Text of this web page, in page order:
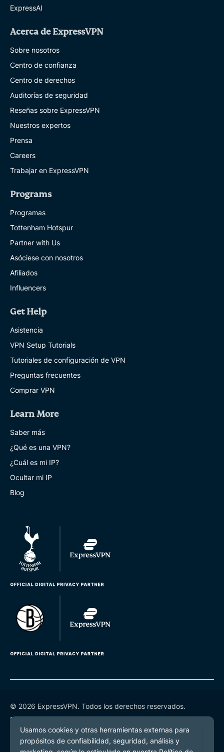
ExpressAI
Acerca de ExpressVPN
Sobre nosotros
Centro de confianza
Centro de derechos
Auditorías de seguridad
Reseñas sobre ExpressVPN
Nuestros expertos
Prensa
Careers
Trabajar en ExpressVPN
Programs
Programas
Tottenham Hotspur
Partner with Us
Asóciese con nosotros
Afiliados
Influencers
Get Help
Asistencia
VPN Setup Tutorials
Tutoriales de configuración de VPN
Preguntas frecuentes
Comprar VPN
Learn More
Saber más
¿Qué es una VPN?
¿Cuál es mi IP?
Ocultar mi IP
Blog
© 2026 ExpressVPN. Todos los derechos reservados.
Política de Privacidad
Términos de Servicio
Preferencias de cookies